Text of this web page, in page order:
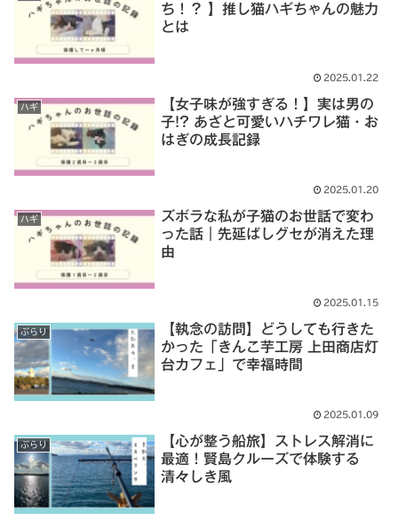
ち！？ 】推し猫ハギちゃんの魅力
とは
2025.01.22
ハギ
【女子味が強すぎる！】実は男の
子!? あざと可愛いハチワレ猫・お
はぎの成長記録
2025.01.20
ハギ
ズボラな私が子猫のお世話で変わ
った話｜先延ばしグセが消えた理
由
2025.01.15
ぶらり
【執念の訪問】どうしても行きた
かった「きんこ芋工房 上田商店灯
台カフェ」で幸福時間
2025.01.09
ぶらり
【心が整う船旅】ストレス解消に
最適！賢島クルーズで体験する
清々しき風